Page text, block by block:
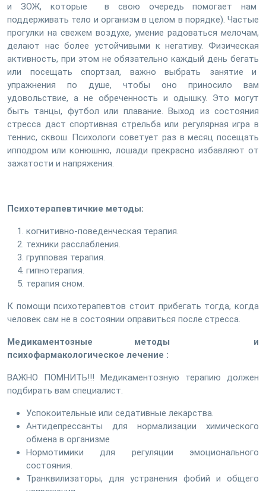
и ЗОЖ, которые в свою очередь помогает нам
поддерживать тело и организм в целом в порядке). Частые
прогулки на свежем воздухе, умение радоваться мелочам,
делают нас более устойчивыми к негативу. Физическая
активность, при этом не обязательно каждый день бегать
или посещать спортзал, важно выбрать занятие и
упражнения по душе, чтобы оно приносило вам
удовольствие, а не обреченность и одышку. Это могут
быть танцы, футбол или плавание. Выход из состояния
стресса даст спортивная стрельба или регулярная игра в
теннис, сквош. Психологи советует раз в месяц посещать
ипподром или конюшню, лошади прекрасно избавляют от
зажатости и напряжения.
Психотерапевтичкие методы:
когнитивно-поведенческая терапия.
техники расслабления.
групповая терапия.
гипнотерапия.
терапия сном.
К помощи психотерапевтов стоит прибегать тогда, когда
человек сам не в состоянии оправиться после стресса.
Медикаментозные методы и
психофармакологическое лечение :
ВАЖНО ПОМНИТЬ!!! Медикаментозную терапию должен
подбирать вам специалист.
Успокоительные или седативные лекарства.
Антидепрессанты для нормализации химического
обмена в организме
Нормотимики для регуляции эмоционального
состояния.
Транквилизаторы, для устранения фобий и общего